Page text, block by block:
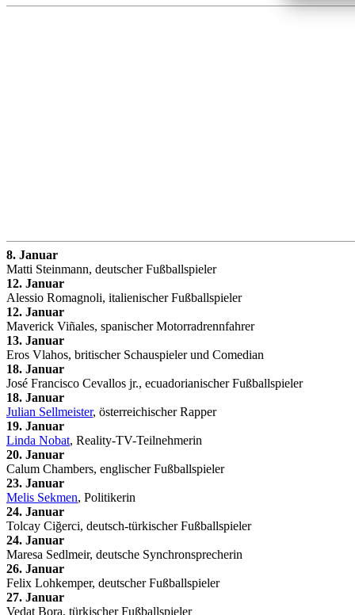
8. Januar
Matti Steinmann, deutscher Fußballspieler
12. Januar
Alessio Romagnoli, italienischer Fußballspieler
12. Januar
Maverick Viñales, spanischer Motorradrennfahrer
13. Januar
Eros Vlahos, britischer Schauspieler und Comedian
18. Januar
José Francisco Cevallos jr., ecuadorianischer Fußballspieler
18. Januar
Julian Sellmeister, österreichischer Rapper
19. Januar
Linda Nobat, Reality-TV-Teilnehmerin
20. Januar
Calum Chambers, englischer Fußballspieler
23. Januar
Melis Sekmen, Politikerin
24. Januar
Tolcay Ciğerci, deutsch-türkischer Fußballspieler
24. Januar
Maresa Sedlmeir, deutsche Synchronsprecherin
26. Januar
Felix Lohkemper, deutscher Fußballspieler
27. Januar
Vedat Bora, türkischer Fußballspieler